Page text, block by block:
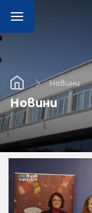
Новини
Новини